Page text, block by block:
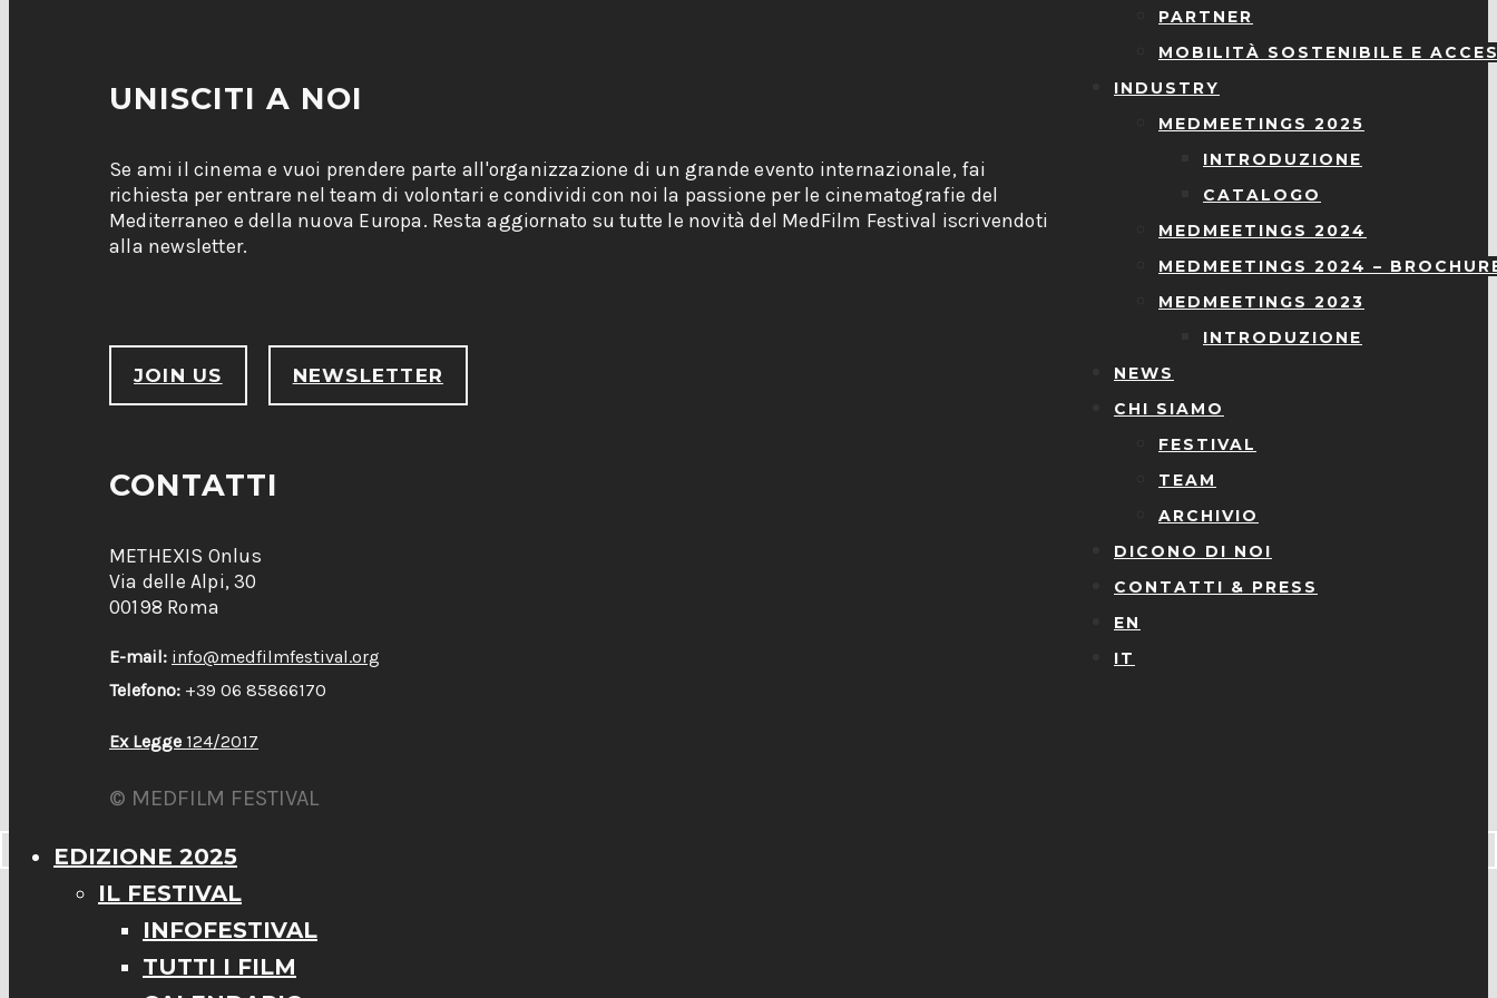
PARTNER
MOBILITÀ SOSTENIBILE E
INDUSTRY
MEDMEETINGS 2025
INTRODUZIONE
CATALOGO
MEDMEETINGS 2024
MEDMEETINGS 2024 –
MEDMEETINGS 2023
INTRODUZIONE
NEWS
CHI SIAMO
FESTIVAL
TEAM
ARCHIVIO
DICONO DI NOI
CONTATTI & PRESS
EN
IT
UNISCITI A NOI
Se ami il cinema e vuoi prendere parte all'organizzazione di un grande evento internazionale, fai
richiesta per entrare nel team di volontari e condividi con noi la passione per le cinematografie del
Mediterraneo e della nuova Europa. Resta aggiornato su tutte le novità del MedFilm Festival iscrivendoti
alla newsletter.
JOIN US NEWSLETTER
CONTATTI
METHEXIS Onlus
Via delle Alpi, 30
00198 Roma
E-mail: info@medfilmfestival.org
Telefono: +39 06 85866170
Ex Legge 124/2017
© MEDFILM FESTIVAL
EDIZIONE 2025
IL FESTIVAL
INFOFESTIVAL
TUTTI I FILM